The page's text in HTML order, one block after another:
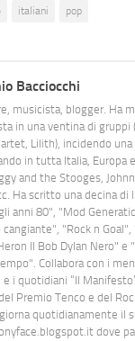
italiani pop
Bacciocchi
musicista, blogger. Ha
in una ventina di gruppi
Lilith), incidendo
in tutta Italia, Europa
and the Stooges,
Ha scritto una decina di
anni 80", "Mod
cangiante", "Rock n
Il Bob Dylan Nero" e
Collabora con i
i quotidiani “Il
Premio Tenco e del
quotidianamente il
dove